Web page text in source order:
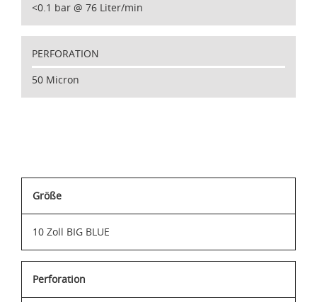
<0.1 bar @ 76 Liter/min
PERFORATION
50 Micron
Größe
10 Zoll BIG BLUE
Perforation